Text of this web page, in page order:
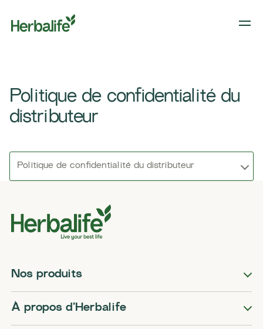
Politique de confidentialité du
distributeur
Politique de confidentialité du distributeur
Nos produits
​​À propos d’Herbalife​